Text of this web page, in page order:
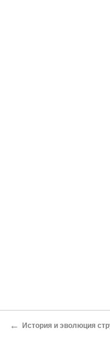
← История и эволюция